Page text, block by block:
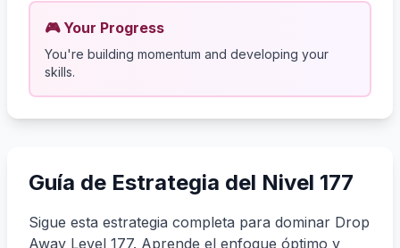
🎮 Your Progress
You're building momentum and developing your
skills.
Guía de Estrategia del Nivel 177
Sigue esta estrategia completa para dominar Drop
Away Level 177. Aprende el enfoque óptimo y